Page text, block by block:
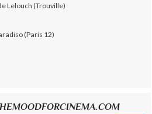
Lelouch (Trouville)
(Paris 12)